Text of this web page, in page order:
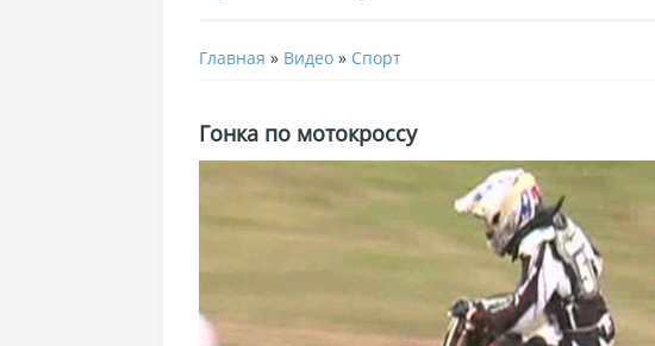
Главная » Видео » Спорт
Гонка по мотокроссу